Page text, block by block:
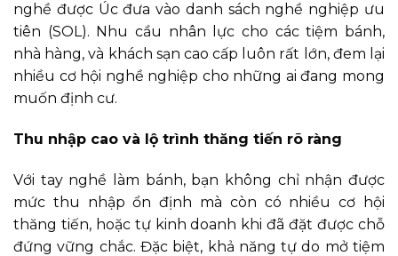
nghề được Úc đưa vào danh sách nghề nghiệp ưu
tiên (SOL). Nhu cầu nhân lực cho các tiệm bánh,
nhà hàng, và khách sạn cao cấp luôn rất lớn, đem lại
nhiều cơ hội nghề nghiệp cho những ai đang mong
muốn định cư.
Thu nhập cao và lộ trình thăng tiến rõ ràng
Với tay nghề làm bánh, bạn không chỉ nhận được
mức thu nhập ổn định mà còn có nhiều cơ hội
thăng tiến, hoặc tự kinh doanh khi đã đặt được chỗ
đứng vững chắc. Đặc biệt, khả năng tự do mở tiệm